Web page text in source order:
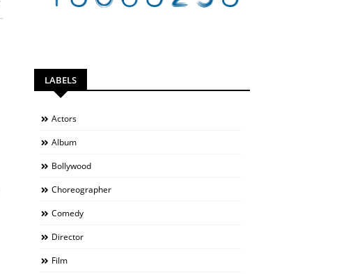
LABELS
Actors
Album
Bollywood
Choreographer
Comedy
Director
Film